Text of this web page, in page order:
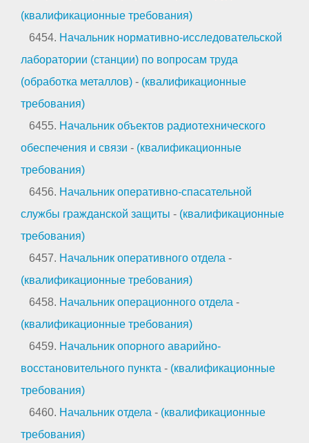
(квалификационные требования)
6454. Начальник нормативно-исследовательской
лаборатории (станции) по вопросам труда
(обработка металлов) - (квалификационные
требования)
6455. Начальник объектов радиотехнического
обеспечения и связи - (квалификационные
требования)
6456. Начальник оперативно-спасательной
службы гражданской защиты - (квалификационные
требования)
6457. Начальник оперативного отдела -
(квалификационные требования)
6458. Начальник операционного отдела -
(квалификационные требования)
6459. Начальник опорного аварийно-
восстановительного пункта - (квалификационные
требования)
6460. Начальник отдела - (квалификационные
требования)